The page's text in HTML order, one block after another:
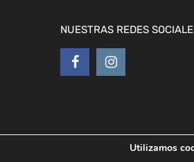
NUESTRAS REDES
Utilizamos